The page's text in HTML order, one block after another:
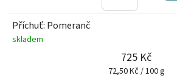
Příchuť: Pomeranč
skladem
725 Kč
72,50 Kč / 100 g